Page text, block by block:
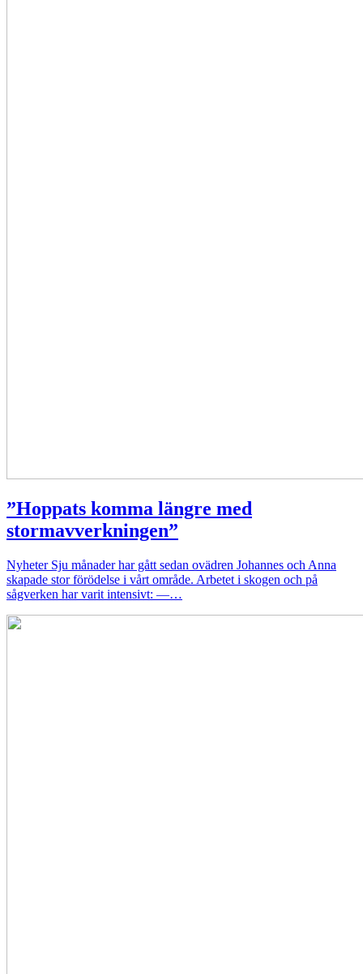
”Hoppats komma längre med
stormavverkningen”
Nyheter Sju månader har gått sedan ovädren Johannes och Anna
skapade stor förödelse i vårt område. Arbetet i skogen och på
sågverken har varit intensivt: —…